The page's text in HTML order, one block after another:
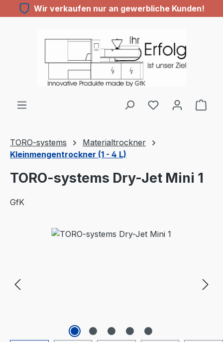
Zum Hauptinhalt springen
Wir verkaufen nur an gewerbliche Kunden!
Du hast 0
TORO-systems
Materialtrockner
Kleinmengentrockner (1 - 4 L)
TORO-systems Dry-Jet Mini 1
GfK
Bildergalerie überspringen